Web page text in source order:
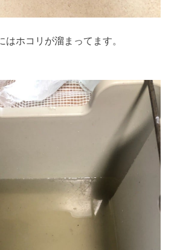
はホコリが溜まってます。